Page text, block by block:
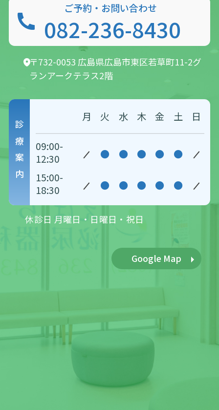
ご予約・お問い合わせ
082-236-8430
〒732-0053 広島県広島市東区若草町11-2グ
ランアークテラス2階
診療案内
月 火 水 木 金 土 日
09:00-
12:30
● ● ● ●
●
15:00-
18:30
● ● ● ● ●
休診日 月曜日・日曜日・祝日
Google Map